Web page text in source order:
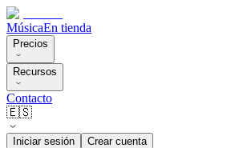
MúsicaEn tienda
Precios
Recursos
Contacto
🇪🇸
Iniciar sesión Crear cuenta